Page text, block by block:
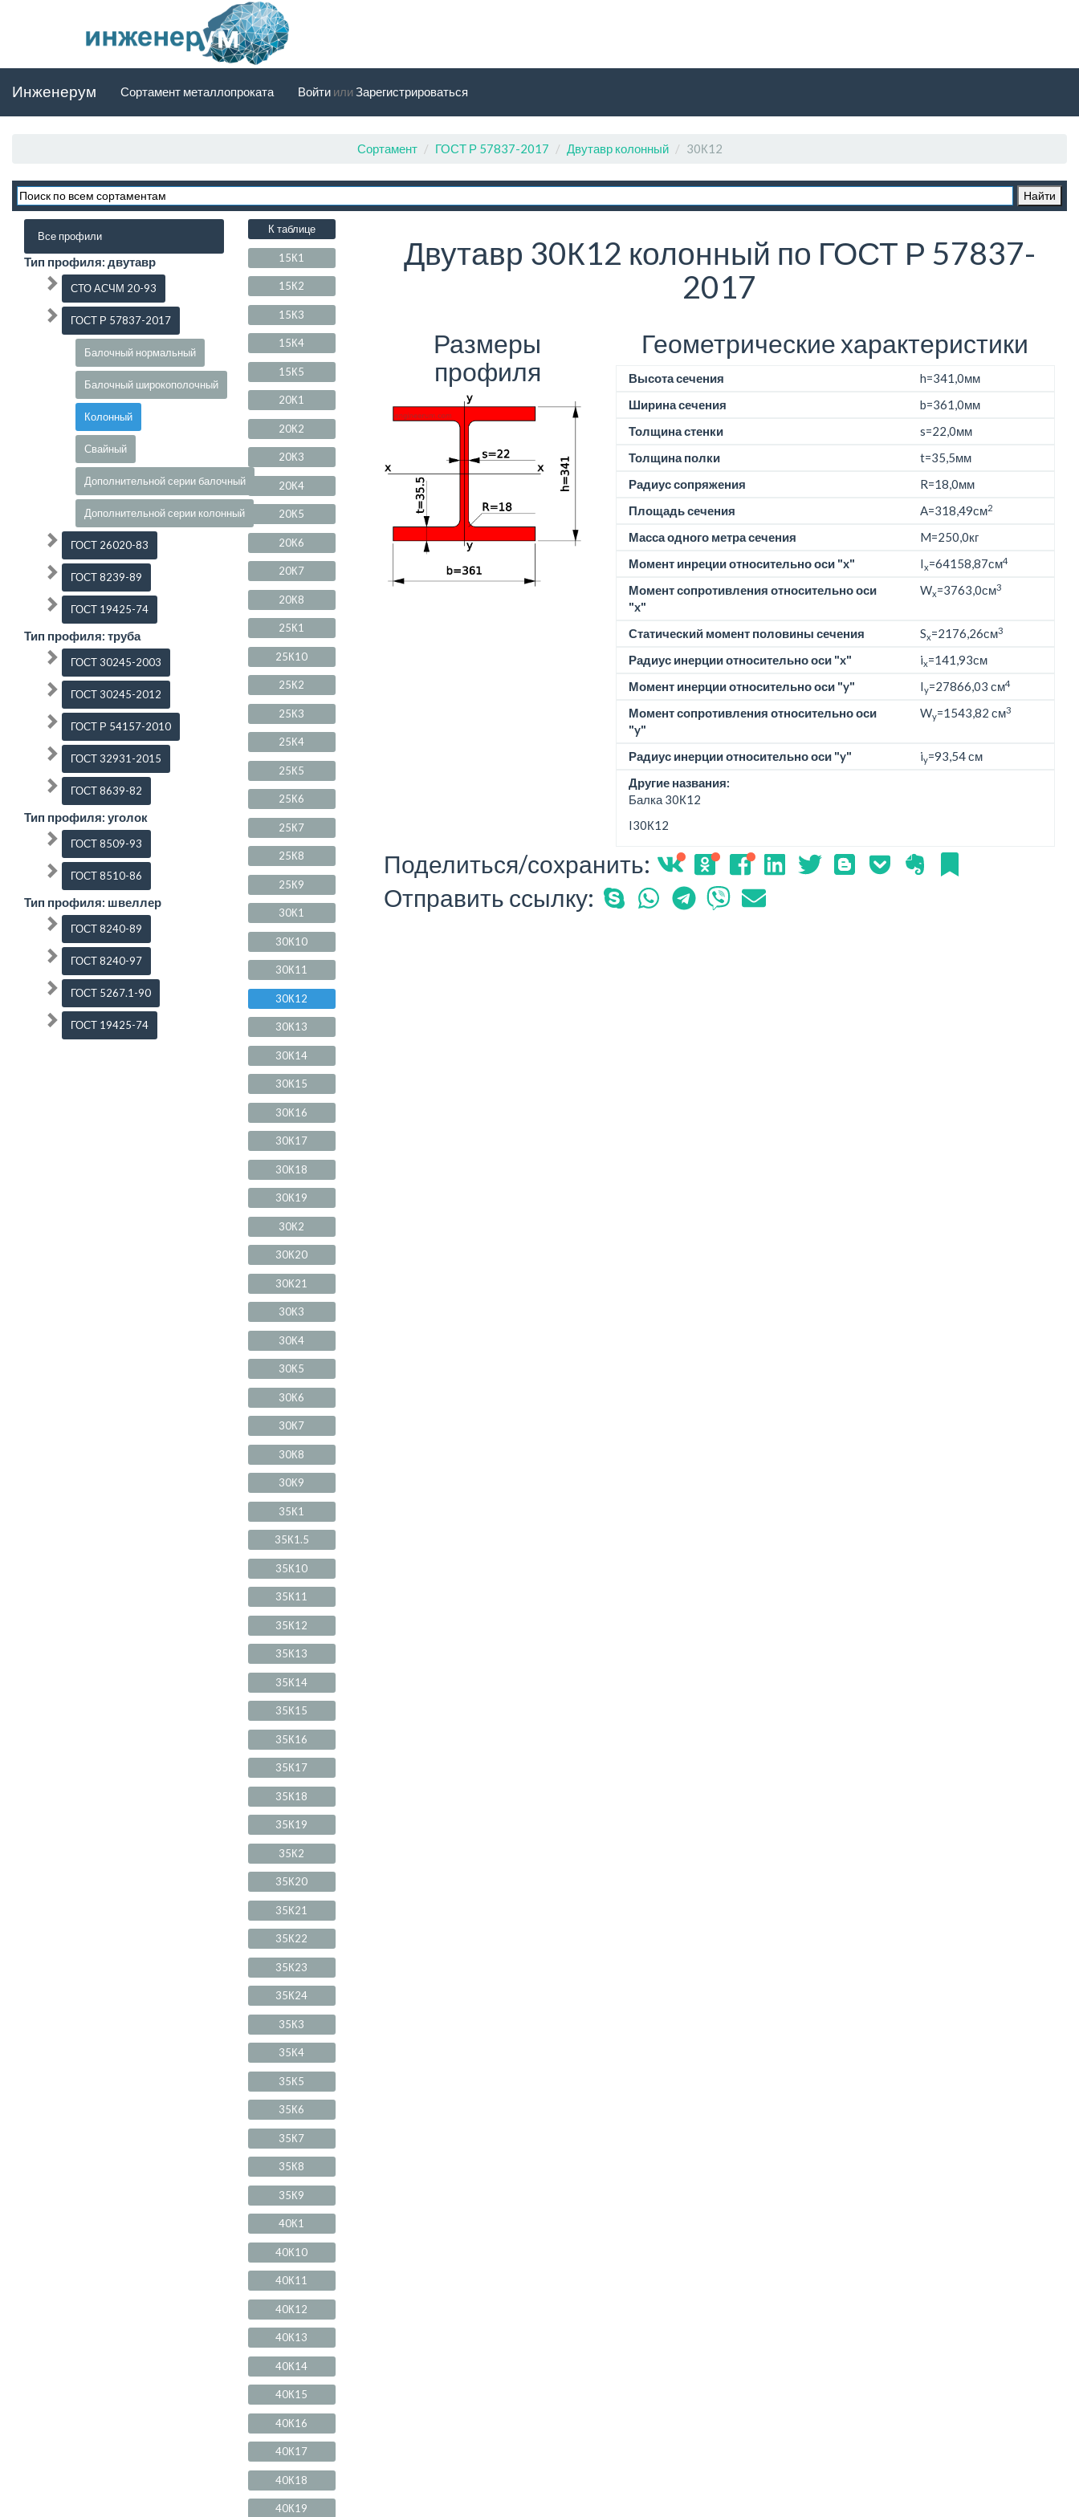
Инженерум Сортамент металлопроката Войти илиЗарегистрироваться
Сортамент ГОСТ Р 57837-2017 Двутавр колонный 30К12
Двутавр 30К12 колонный по ГОСТ Р 57837-
2017
Размеры
профиля
Геометрические характеристики
Высота сечения h=341,0мм
Ширина сечения
b=361,0мм
Толщина стенки
s=22,0мм
Толщина полки
t=35,5мм
Радиус сопряжения
R=18,0мм
Площадь сечения
A=318,49см2
Масса одного метра сечения M=250,0кг
Момент инреции относительно оси "x"
Ix=64158,87см4
Момент сопротивления относительно оси
"x"
Wx=3763,0см3
Статический момент половины сечения Sx=2176,26см3
Радиус инерции относительно оси "x" ix=141,93см
Момент инерции относительно оси "y"
Iy=27866,03 см4
Момент сопротивления относительно оси
"y"
Wy=1543,82 см3
Радиус инерции относительно оси "y" iy=93,54 см
Другие названия:
Балка 30К12
I30К12
Поделиться/сохранить:
Отправить ссылку:
К таблице
15К1
15К2
15К3
15К4
15К5
20К1
20К2
20К3
20К4
20К5
20К6
20К7
20К8
25К1
25К10
25К2
25К3
25К4
25К5
25К6
25К7
25К8
25К9
30К1
30К10
30К11
30К12
30К13
30К14
30К15
30К16
30К17
30К18
30К19
30К2
30К20
30К21
30К3
30К4
30К5
30К6
30К7
30К8
30К9
35К1
35К1.5
35К10
35К11
35К12
35К13
35К14
35К15
35К16
35К17
35К18
35К19
35К2
35К20
35К21
35К22
35К23
35К24
35К3
35К4
35К5
35К6
35К7
35К8
35К9
40К1
40К10
40К11
40К12
40К13
40К14
40К15
40К16
40К17
40К18
40К19
Все профили
Тип профиля: двутавр
СТО АСЧМ 20-93
ГОСТ Р 57837-2017
Балочный нормальный
Балочный широкополочный
Колонный
Свайный
Дополнительной серии балочный
Дополнительной серии колонный
ГОСТ 26020-83
ГОСТ 8239-89
ГОСТ 19425-74
Тип профиля: труба
ГОСТ 30245-2003
ГОСТ 30245-2012
ГОСТ Р 54157-2010
ГОСТ 32931-2015
ГОСТ 8639-82
Тип профиля: уголок
ГОСТ 8509-93
ГОСТ 8510-86
Тип профиля: швеллер
ГОСТ 8240-89
ГОСТ 8240-97
ГОСТ 5267.1-90
ГОСТ 19425-74